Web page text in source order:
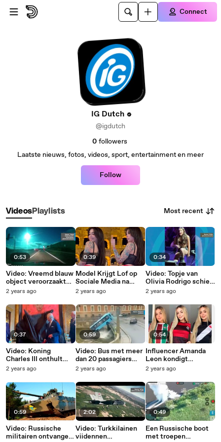
Skip to main content
Connect
IG Dutch
@igdutch
0 followers
Laatste nieuws, fotos, videos, sport, entertainment en meer
Follow
VideosPlaylists Most recent
0:53
Video: Vreemd blauw
object veroorzaakt
opschudding in de
Portugal
2 years ago
0:37
Video: Koning
Charles III onthult
verontrustend
2 years ago
0:59
Video: Russische
militairen ontvangen
0:39
Model Krijgt Lof op
Sociale Media na
Reactie op
2 years ago
0:59
Video: Bus met meer
dan 20 passagiers
stort in rivier in Sint-
2 years ago
2:02
Video: Turkkilainen
viidennen
0:34
Video: Topje van
Olivia Rodrigo schiet
los tijdens show en
gênant moment
2 years ago
0:54
Influencer Amanda
Leon kondigt
fotoshoots aan met
beste team van de
ronde
2 years ago
0:49
Een Russische boot
met troepen